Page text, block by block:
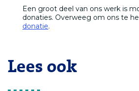
Een groot deel van ons werk is
donaties. Overweeg om ons te
donatie.
Lees ook